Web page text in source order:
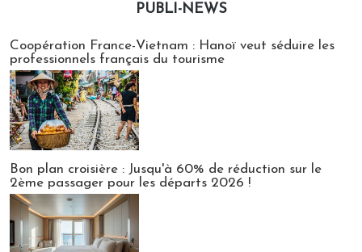
PUBLI-NEWS
Coopération France-Vietnam : Hanoï veut séduire les
professionnels français du tourisme
Bon plan croisière : Jusqu'à 60% de réduction sur le
2ème passager pour les départs 2026 !